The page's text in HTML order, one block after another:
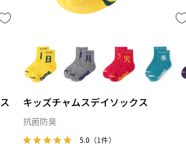
キッズチャムスデイソックス
抗菌防臭
5.0 （1件）